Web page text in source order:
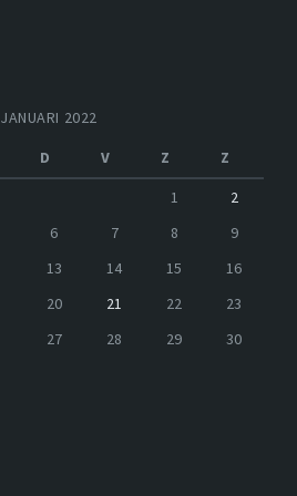
JANUARI 2022
D V Z
Z
1
2
6 7 8
9
13 14 15
16
20 21 22
23
27 28 29
30